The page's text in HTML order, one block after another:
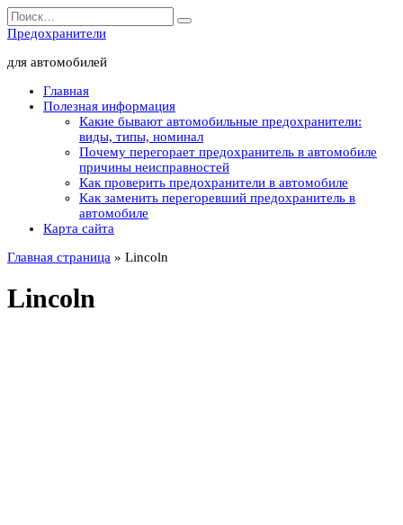
Перейти
к
содержанию
Search
for:
Предохранители
для автомобилей
Главная
Полезная информация
Какие бывают автомобильные предохранители:
виды, типы, номинал
Почему перегорает предохранитель в автомобиле
причины неисправностей
Как проверить предохранители в автомобиле
Как заменить перегоревший предохранитель в
автомобиле
Карта сайта
Главная страница » Lincoln
Lincoln